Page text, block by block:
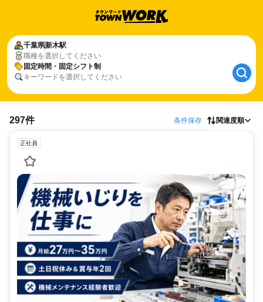
千葉県新木駅
職種を選択してください
固定時間・固定シフト制
キーワードを選択してください
297件 条件保存 関連度順
正社員